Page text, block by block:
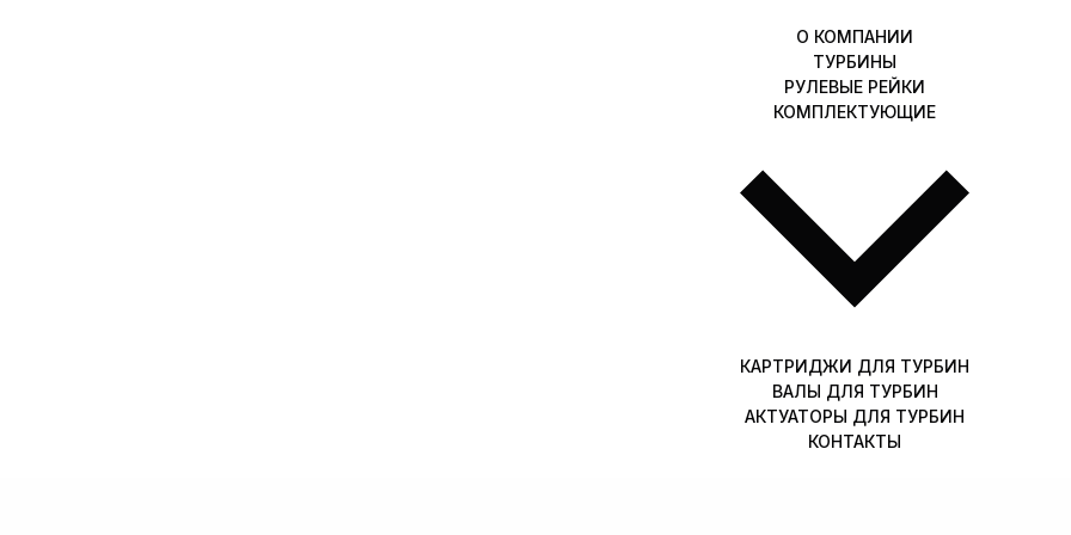
О КОМПАНИИ
ТУРБИНЫ
РУЛЕВЫЕ РЕЙКИ
КОМПЛЕКТУЮЩИЕ
КАРТРИДЖИ ДЛЯ ТУРБИН
ВАЛЫ ДЛЯ ТУРБИН
АКТУАТОРЫ ДЛЯ ТУРБИН
КОНТАКТЫ